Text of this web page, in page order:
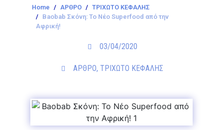
Home ΑΡΘΡΟ
ΤΡΙΧΩΤΟ ΚΕΦΑΛΗΣ
Baobab Σκόνη: Το Νέο Superfood από την
Αφρική!
03/04/2020
ΑΡΘΡΟ, ΤΡΙΧΩΤΟ ΚΕΦΑΛΗΣ